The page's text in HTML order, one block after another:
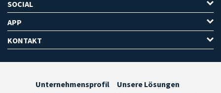
SOCIAL
APP
KONTAKT
Unternehmensprofil
Unsere Lösungen